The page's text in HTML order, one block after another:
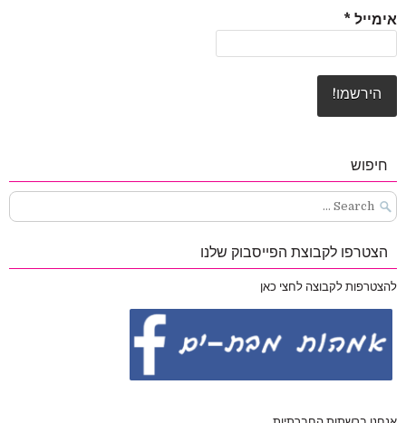
אימייל *
חיפוש
Search
for:
הצטרפו לקבוצת הפייסבוק שלנו
להצטרפות לקבוצה לחצי כאן